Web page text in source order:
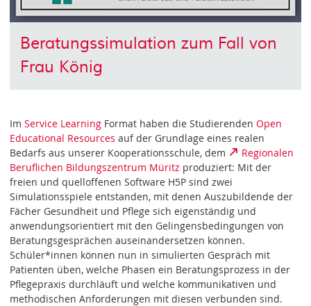
Beratungssimulation zum Fall von
Frau König
ImService Learning Format haben die StudierendenOpen
Educational Resources auf der Grundlage eines realen
Bedarfs aus unserer Kooperationsschule, dem
Regionalen
Beruflichen Bildungszentrum Müritz produziert: Mit der
freien und quelloffenen Software H5P sind zwei
Simulationsspiele entstanden, mit denen Auszubildende der
Fächer Gesundheit und Pflege sich eigenständig und
anwendungsorientiert mit den Gelingensbedingungen von
Beratungsgesprächen auseinandersetzen können.
Schüler*innen können nun in simulierten Gespräch mit
Patienten üben, welche Phasen ein Beratungsprozess in der
Pflegepraxis durchläuft und welche kommunikativen und
methodischen Anforderungen mit diesen verbunden sind.